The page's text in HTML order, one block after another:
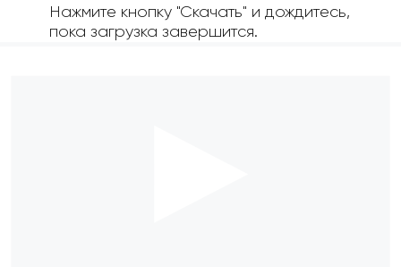
Нажмите кнопку "Скачать" и дождитесь,
пока загрузка завершится.